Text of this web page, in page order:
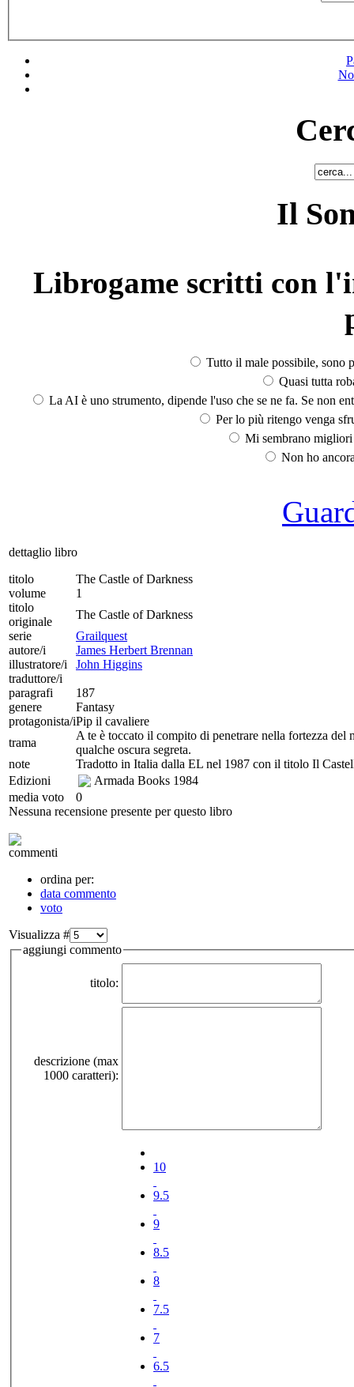
Il
Librogame scritti con
Tutto il male possibile, sono
Quasi tutta
La AI è uno strumento, dipende l'uso che se ne fa. Se non
Per lo più ritengo venga
Mi sembrano
Non ho
dettaglio libro
titolo
The Castle of Darkness
volume
1
titolo
originale
The Castle of Darkness
serie
Grailquest
autore/i
James Herbert Brennan
illustratore/i
John Higgins
traduttore/i
paragrafi
187
genere
Fantasy
protagonista/iPip il cavaliere
trama
A te è toccato il compito di penetrare nella fortezza
qualche oscura segreta.
note
Tradotto in Italia dalla EL nel 1987 con il titolo Il
Edizioni
Armada Books 1984
media voto
0
Nessuna recensione presente per questo libro
commenti
ordina per:
data commento
voto
Visualizza #
aggiungi commento
titolo:
descrizione (max
1000 caratteri):
10
9.5
9
8.5
8
7.5
7
6.5